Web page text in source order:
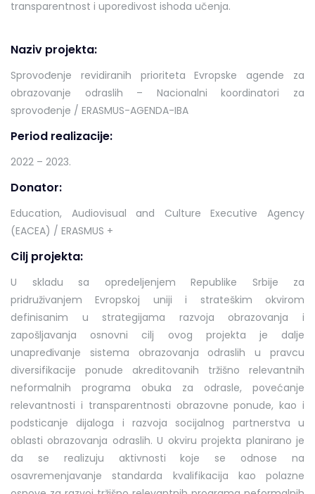
transparentnost i uporedivost ishoda učenja.
Naziv projekta:
Sprovođenje revidiranih prioriteta Evropske agende za
obrazovanje odraslih – Nacionalni koordinatori za
sprovođenje / ERASMUS-AGENDA-IBA
Period realizacije:
2022 – 2023.
Donator:
Education, Audiovisual and Culture Executive Agency
(EACEA) / ERASMUS +
Cilj projekta:
U skladu sa opredeljenjem Republike Srbije za
pridruživanjem Evropskoj uniji i strateškim okvirom
definisanim u strategijama razvoja obrazovanja i
zapošljavanja osnovni cilj ovog projekta je dalje
unapređivanje sistema obrazovanja odraslih u pravcu
diversifikacije ponude akreditovanih tržišno relevantnih
neformalnih programa obuka za odrasle, povećanje
relevantnosti i transparentnosti obrazovne ponude, kao i
podsticanje dijaloga i razvoja socijalnog partnerstva u
oblasti obrazovanja odraslih. U okviru projekta planirano je
da se realizuju aktivnosti koje se odnose na
osavremenjavanje standarda kvalifikacija kao polazne